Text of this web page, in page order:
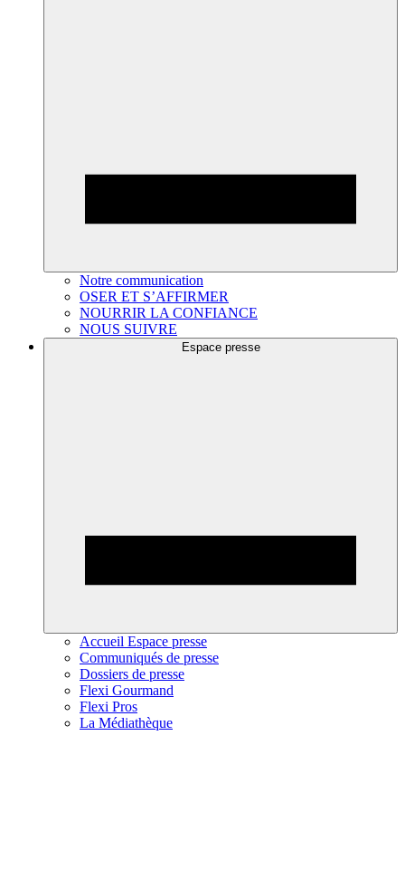
Notre communication
OSER ET S’AFFIRMER
NOURRIR LA CONFIANCE
NOUS SUIVRE
Espace presse
Accueil Espace presse
Communiqués de presse
Dossiers de presse
Flexi Gourmand
Flexi Pros
La Médiathèque